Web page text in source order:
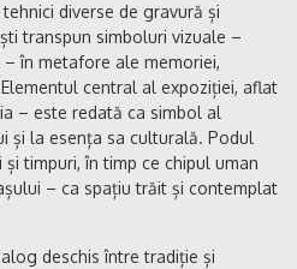
diverse de gravură și
transpun simboluri vizuale –
în metafore ale memoriei,
central al expoziției, aflat
– este redată ca simbol al
și la esența sa culturală. Podul
timpuri, în timp ce chipul uman
– ca spațiu trăit și contemplat
deschis între tradiție și